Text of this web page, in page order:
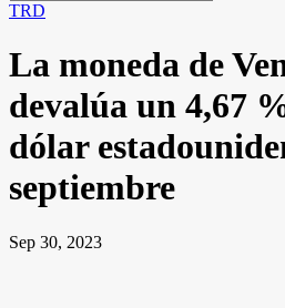
TRD
La moneda de
devalúa un 4,67
dólar
septiembre
Sep 30, 2023